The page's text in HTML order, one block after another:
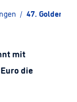
/ 47. Goldener
mit
die